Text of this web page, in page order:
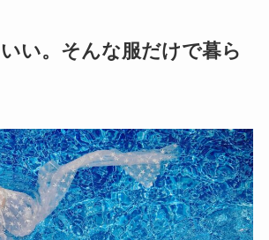
い。そんな服だけで暮ら